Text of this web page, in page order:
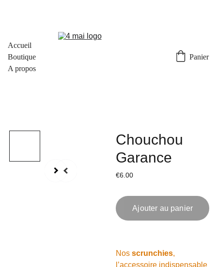
Accueil
Boutique
A propos
Panier
Chouchou
Garance
€6.00
Ajouter au panier
Nos scrunchies,
l’accessoire indispensable